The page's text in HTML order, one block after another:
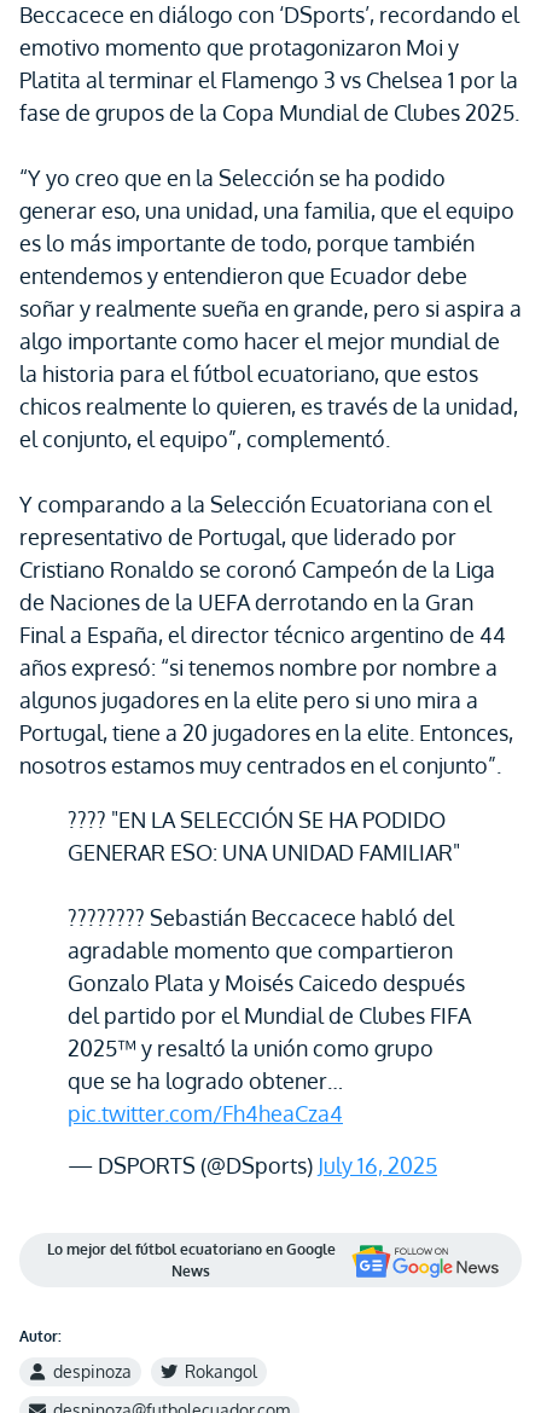
Beccacece en diálogo con ‘DSports’, recordando el
emotivo momento que protagonizaron Moi y
Platita al terminar el Flamengo 3 vs Chelsea 1 por la
fase de grupos de la Copa Mundial de Clubes 2025.
“Y yo creo que en la Selección se ha podido
generar eso, una unidad, una familia, que el equipo
es lo más importante de todo, porque también
entendemos y entendieron que Ecuador debe
soñar y realmente sueña en grande, pero si aspira a
algo importante como hacer el mejor mundial de
la historia para el fútbol ecuatoriano, que estos
chicos realmente lo quieren, es través de la unidad,
el conjunto, el equipo”, complementó.
Y comparando a la Selección Ecuatoriana con el
representativo de Portugal, que liderado por
Cristiano Ronaldo se coronó Campeón de la Liga
de Naciones de la UEFA derrotando en la Gran
Final a España, el director técnico argentino de 44
años expresó: “si tenemos nombre por nombre a
algunos jugadores en la elite pero si uno mira a
Portugal, tiene a 20 jugadores en la elite. Entonces,
nosotros estamos muy centrados en el conjunto”.
???? "EN LA SELECCIÓN SE HA PODIDO
GENERAR ESO: UNA UNIDAD FAMILIAR"
???????? Sebastián Beccacece habló del
agradable momento que compartieron
Gonzalo Plata y Moisés Caicedo después
del partido por el Mundial de Clubes FIFA
2025™ y resaltó la unión como grupo
que se ha logrado obtener…
pic.twitter.com/Fh4heaCza4
— DSPORTS (@DSports) July 16, 2025
Lo mejor del fútbol ecuatoriano en Google
News
Autor:
despinoza
Rokangol